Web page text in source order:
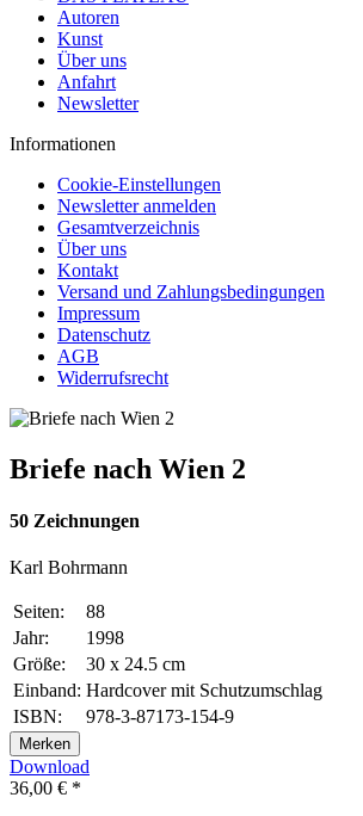
Autoren
Kunst
Über uns
Anfahrt
Newsletter
Informationen
Cookie-Einstellungen
Newsletter anmelden
Gesamtverzeichnis
Über uns
Kontakt
Versand und Zahlungsbedingungen
Impressum
Datenschutz
AGB
Widerrufsrecht
Briefe nach Wien 2
50 Zeichnungen
Karl Bohrmann
Seiten:
88
Jahr:
1998
Größe:
30 x 24.5 cm
Einband: Hardcover mit Schutzumschlag
ISBN:
978-3-87173-154-9
Merken
Download
36,00 € *